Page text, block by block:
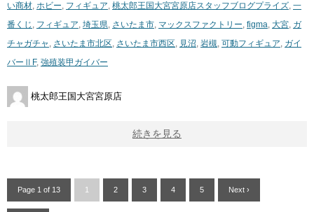
い商材, ホビー, フィギュア, 桃太郎王国大宮宮原店スタッフブログプライズ, 一
番くじ , フィギュア, 埼玉県, さいたま市, マックスファクトリー, figma, 大宮, ガ
チャガチャ , さいたま市北区, さいたま市西区, 見沼, 岩槻, 可動フィギュア, ガイ
バーⅡF, 強殖装甲ガイバー
桃太郎王国大宮宮原店
続きを見る
Page 1 of 13 1 2 3 4 5 Next ›